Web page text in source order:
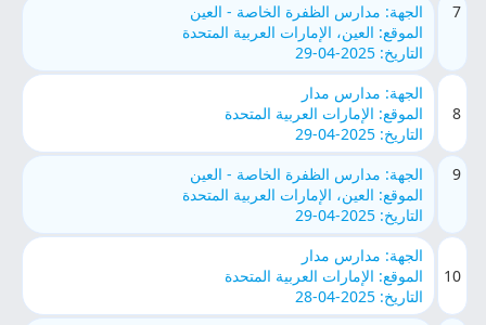
7
الجهة: مدارس الظفرة الخاصة - العين
الموقع: العين، الإمارات العربية المتحدة
التاريخ: 2025-04-29
8
الجهة: مدارس مدار
الموقع: الإمارات العربية المتحدة
التاريخ: 2025-04-29
9
الجهة: مدارس الظفرة الخاصة - العين
الموقع: العين، الإمارات العربية المتحدة
التاريخ: 2025-04-29
10
الجهة: مدارس مدار
الموقع: الإمارات العربية المتحدة
التاريخ: 2025-04-28